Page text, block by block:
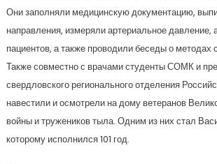
Они заполняли медицинскую документацию,
направления, измеряли артериальное давление,
пациентов, а также проводили беседы о методах
Также совместно с врачами студенты СОМК и
свердловского регионального отделения
навестили и осмотрели на дому ветеранов
войны и тружеников тыла. Одним из них стал
которому исполнился 101 год.